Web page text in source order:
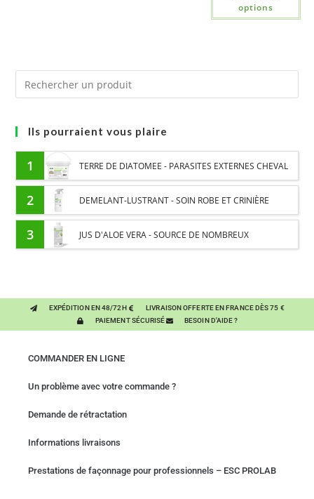
options
Ils pourraient vous plaire
1 TERRE DE DIATOMEE - PARASITES EXTERNES CHEVAL
2 DEMELANT-LUSTRANT - SOIN ROBE ET CRINIÈRE
CHEVAL - ENRICHI EN VITAMINE B ET HUILE D'ONAGRE
3 JUS D'ALOE VERA - SOURCE DE NOMBREUX
EXPÉDITION EN 48/72H
LIVRAISON OFFERTE EN FRANCE DÈS 75 €
PAIEMENT SÉCURISÉ
BESOIN D'AIDE ?
COMMANDER EN LIGNE
Un problème avec votre commande ?
Demande de rétractation
Informations livraisons
Prestations de façonnage pour professionnels – ESC PROLAB